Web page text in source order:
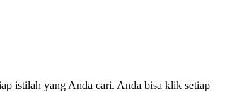
istilah yang Anda cari. Anda bisa klik setiap